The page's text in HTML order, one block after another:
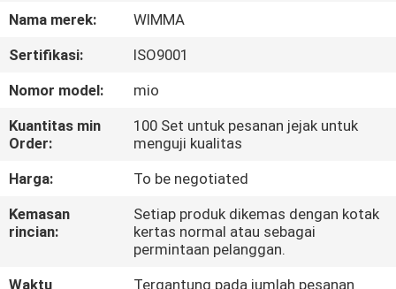
KAMI
TUR
PABRIK
KONTROL
KUALITAS
Nama merek:
WIMMA
Sertifikasi:
ISO9001
Nomor model:
mio
Kuantitas min
Order:
100 Set untuk pesanan jejak untuk
menguji kualitas
Harga:
To be negotiated
Kemasan
rincian:
Setiap produk dikemas dengan kotak
kertas normal atau sebagai
permintaan pelanggan.
Waktu
Tergantung pada jumlah pesanan